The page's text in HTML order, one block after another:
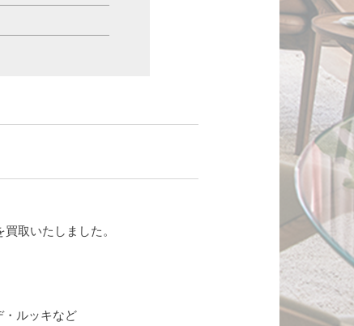
取いたしました。
・ルッキなど